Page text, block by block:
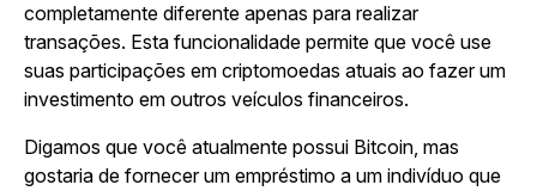
completamente diferente apenas para realizar
transações. Esta funcionalidade permite que você use
suas participações em criptomoedas atuais ao fazer um
investimento em outros veículos financeiros.
Digamos que você atualmente possui Bitcoin, mas
gostaria de fornecer um empréstimo a um indivíduo que